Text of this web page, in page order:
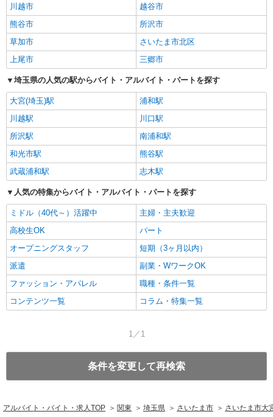
川越市
越谷市
熊谷市
所沢市
草加市
さいたま市北区
上尾市
三郷市
埼玉県の人気の駅からバイト・アルバイト・パートを探す
大宮(埼玉)駅
浦和駅
川越駅
川口駅
所沢駅
南浦和駅
和光市駅
熊谷駅
武蔵浦和駅
志木駅
人気の特集からバイト・アルバイト・パートを探す
ミドル（40代～）活躍中
主婦・主夫歓迎
高校生OK
パート
オープニングスタッフ
短期（3ヶ月以内）
派遣
副業・WワークOK
ファッション・アパレル
職種・条件一覧
コンテンツ一覧
コラム・特集一覧
1／1
条件を変更して再検索
アルバイト・バイト・求人TOP 関東 埼玉県 さいたま市 さいたま市大